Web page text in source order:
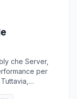
che Server,
per